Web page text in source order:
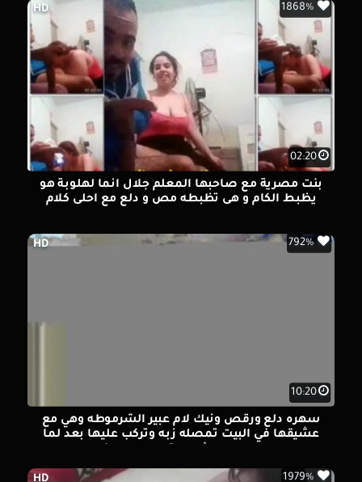
02:20
HD 1868%
بنت مصرية مع صاحبها المعلم جلال انما لهلوبة هو
يظبط الكام و هى تظبطه مص و دلع مع احلى كلام
10:20
HD 792%
سهره دلع ورقص ونيك لام عبير الشرموطه وهي مع
عشيقها في البيت تمصله زبه وتركب عليها بعد لما
HD 1979%